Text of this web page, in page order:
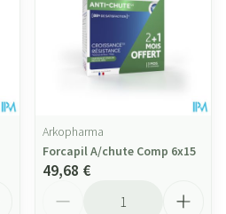
Arkopharma
Forcapil A/chute Comp 6x15
49,68 €